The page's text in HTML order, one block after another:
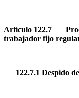
Artículo 122.7
trabajador fijo
122.7.1 Despido